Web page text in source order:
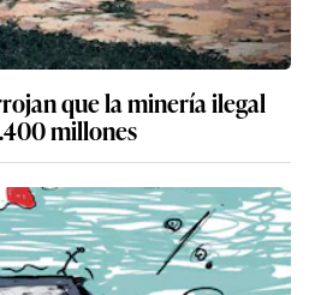
que la minería ilegal
millones